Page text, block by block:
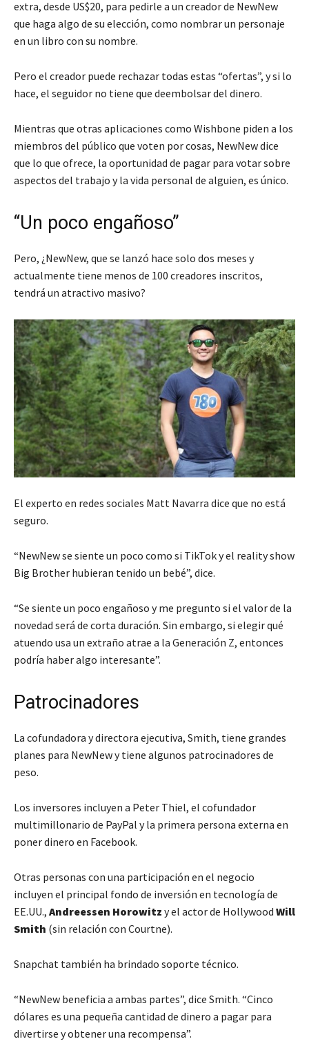
extra, desde US$20, para pedirle a un creador de NewNew
que haga algo de su elección, como nombrar un personaje
en un libro con su nombre.
Pero el creador puede rechazar todas estas “ofertas”, y si lo
hace, el seguidor no tiene que deembolsar del dinero.
Mientras que otras aplicaciones como Wishbone piden a los
miembros del público que voten por cosas, NewNew dice
que lo que ofrece, la oportunidad de pagar para votar sobre
aspectos del trabajo y la vida personal de alguien, es único.
“Un poco engañoso”
Pero, ¿NewNew, que se lanzó hace solo dos meses y
actualmente tiene menos de 100 creadores inscritos,
tendrá un atractivo masivo?
El experto en redes sociales Matt Navarra dice que no está
seguro.
“NewNew se siente un poco como si TikTok y el reality show
Big Brother hubieran tenido un bebé”, dice.
“Se siente un poco engañoso y me pregunto si el valor de la
novedad será de corta duración. Sin embargo, si elegir qué
atuendo usa un extraño atrae a la Generación Z, entonces
podría haber algo interesante”.
Patrocinadores
La cofundadora y directora ejecutiva, Smith, tiene grandes
planes para NewNew y tiene algunos patrocinadores de
peso.
Los inversores incluyen a Peter Thiel, el cofundador
multimillonario de PayPal y la primera persona externa en
poner dinero en Facebook.
Otras personas con una participación en el negocio
incluyen el principal fondo de inversión en tecnología de
EE.UU., Andreessen Horowitz y el actor de Hollywood Will
Smith (sin relación con Courtne).
Snapchat también ha brindado soporte técnico.
“NewNew beneficia a ambas partes”, dice Smith. “Cinco
dólares es una pequeña cantidad de dinero a pagar para
divertirse y obtener una recompensa”.